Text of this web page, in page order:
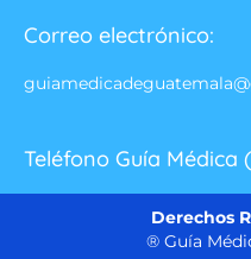
Correo electrónico:
Teléfono Guía Médica
Derechos
® Guía